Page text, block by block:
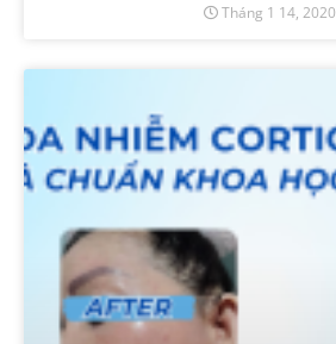
Tháng 1 14, 2020